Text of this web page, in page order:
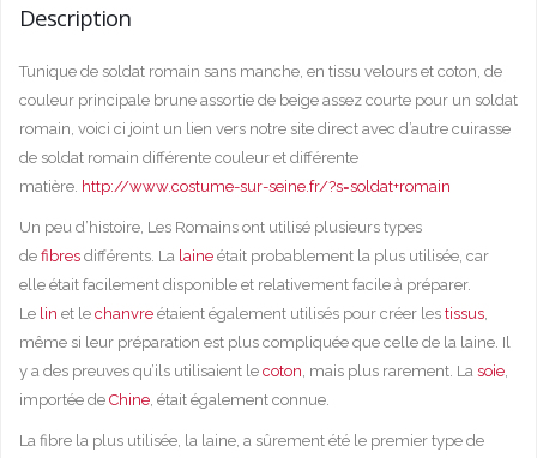
Description
Tunique de soldat romain sans manche, en tissu velours et coton, de
couleur principale brune assortie de beige assez courte pour un soldat
romain, voici ci joint un lien vers notre site direct avec d’autre cuirasse
de soldat romain différente couleur et différente
matière. http://www.costume-sur-seine.fr/?s=soldat+romain
Un peu d’histoire, Les Romains ont utilisé plusieurs types
de fibres différents. La laine était probablement la plus utilisée, car
elle était facilement disponible et relativement facile à préparer.
Le lin et le chanvre étaient également utilisés pour créer les tissus
même si leur préparation est plus compliquée que celle de la laine. Il
y a des preuves qu’ils utilisaient le coton , mais plus rarement. La soie
importée de Chine , était également connue.
La fibre la plus utilisée, la laine, a sûrement été le premier type de